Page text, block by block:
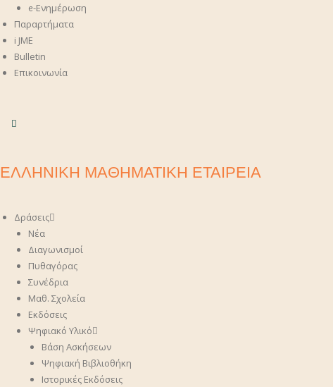
ᧉ-Ενημέρωση
Παραρτήματα
i JME
Bulletin
Επικοινωνία
ΕΛΛΗΝΙΚΗ ΜΑΘΗΜΑΤΙΚΗ ΕΤΑΙΡΕΙΑ
Δράσεις
Νέα
Διαγωνισμοί
Πυθαγόρας
Συνέδρια
Μαθ. Σχολεία
Εκδόσεις
Ψηφιακό Υλικό
Βάση Ασκήσεων
Ψηφιακή Βιβλιοθήκη
Ιστορικές Εκδόσεις